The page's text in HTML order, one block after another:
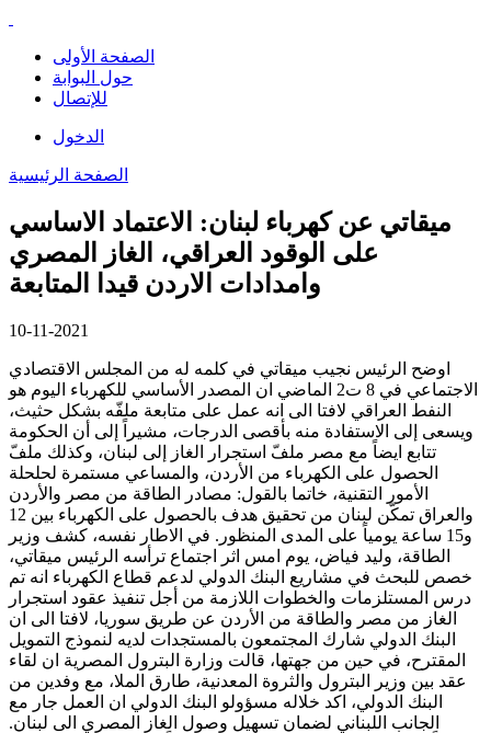
الصفحة الأولى
حول البوابة
للإتصال
الدخول
الصفحة الرئيسية
ميقاتي عن كهرباء لبنان: الاعتماد الاساسي
على الوقود العراقي، الغاز المصري
وامدادات الاردن قيدا المتابعة
10-11-2021
اوضح الرئيس نجيب ميقاتي في كلمه له من المجلس الاقتصادي
الاجتماعي في 8 ت2 الماضي ان المصدر الأساسي للكهرباء اليوم هو
النفط العراقي لافتا الى انه عمل على متابعة ملفّه بشكل حثيث،
ويسعى إلى الاستفادة منه بأقصى الدرجات، مشيراً إلى أن الحكومة
تتابع ايضاً مع مصر ملفّ استجرار الغاز إلى لبنان، وكذلك ملفّ
الحصول على الكهرباء من الأردن، والمساعي مستمرة لحلحلة
الأمور التقنية، خاتما بالقول: مصادر الطاقة من مصر والأردن
والعراق تمكّن لبنان من تحقيق هدف بالحصول على الكهرباء بين 12
و15 ساعة يومياً على المدى المنظور. في الاطار نفسه، كشف وزير
الطاقة، وليد فياض، يوم امس اثر اجتماع ترأسه الرئيس ميقاتي،
خصص للبحث في مشاريع البنك الدولي لدعم قطاع الكهرباء انه تم
درس المستلزمات والخطوات اللازمة من أجل تنفيذ عقود استجرار
الغاز من مصر والطاقة من الأردن عن طريق سوريا، لافتا الى ان
البنك الدولي شارك المجتمعون بالمستجدات لديه لنموذج التمويل
المقترح، في حين من جهتها، قالت وزارة البترول المصرية ان لقاء
عقد بين وزير البترول والثروة المعدنية، طارق الملا، مع وفدين من
البنك الدولي، اكد خلاله مسؤولو البنك الدولي ان العمل جار مع
الجانب اللبناني لضمان تسهيل وصول الغاز المصري الى لبنان.